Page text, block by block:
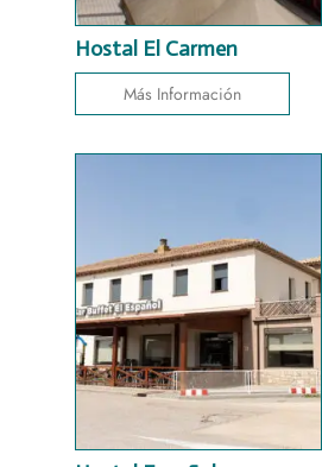
Hostal El Carmen
Más Información